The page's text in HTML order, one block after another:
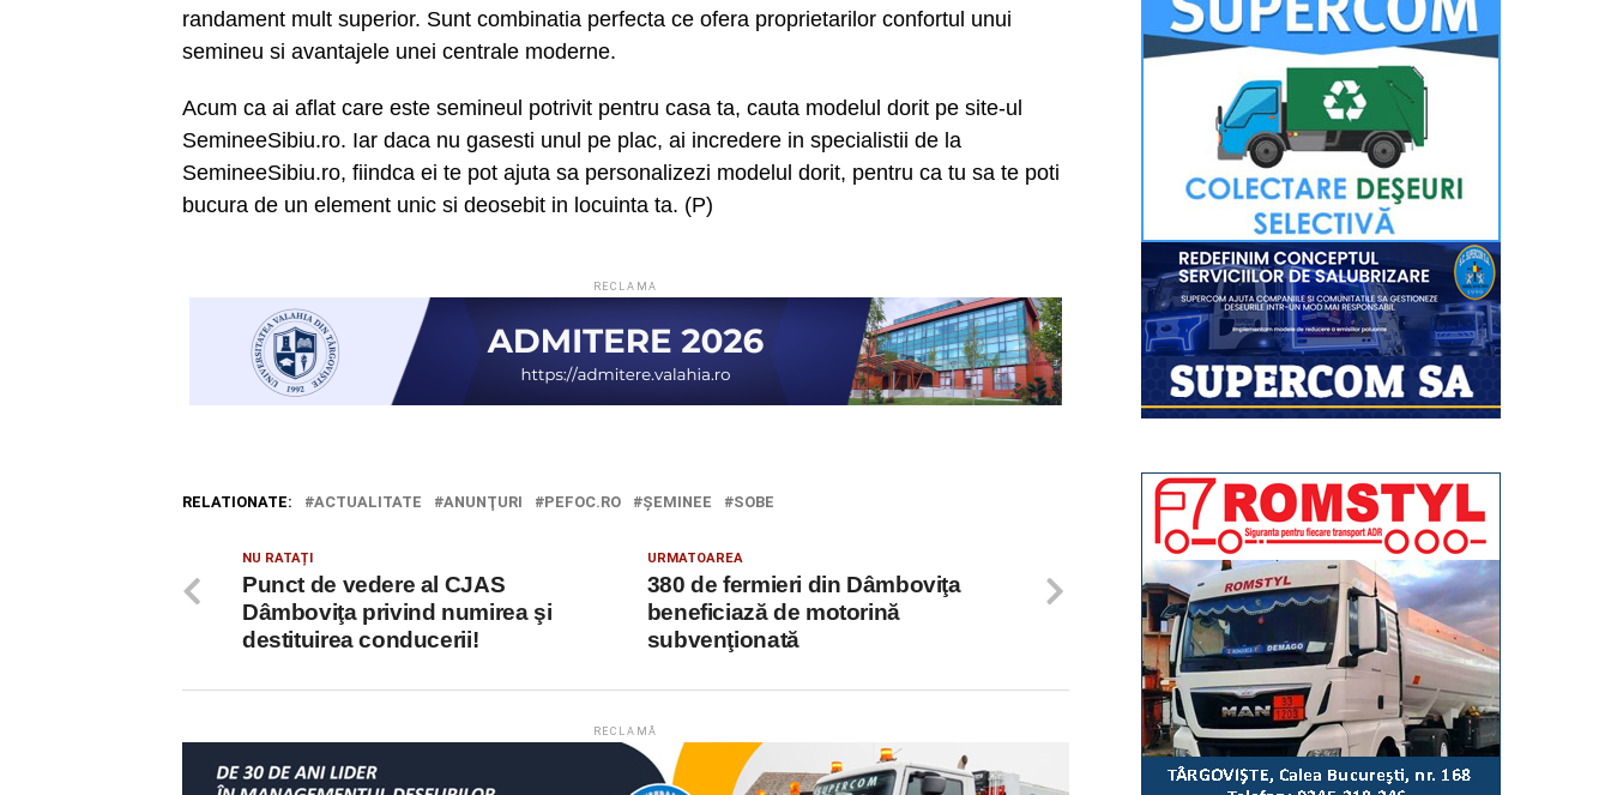
randament mult superior. Sunt combinatia perfecta ce ofera proprietarilor confortul unui
semineu si avantajele unei centrale moderne.
Acum ca ai aflat care este semineul potrivit pentru casa ta, cauta modelul dorit pe site-ul
SemineeSibiu.ro. Iar daca nu gasesti unul pe plac, ai incredere in specialistii de la
SemineeSibiu.ro, fiindca ei te pot ajuta sa personalizezi modelul dorit, pentru ca tu sa te poti
bucura de un element unic si deosebit in locuinta ta. (P)
RECLAMA
RELATIONATE: ACTUALITATE ANUNŢURI PEFOC.RO ŞEMINEE SOBE
URMATOAREA
380 de fermieri din Dâmboviţa
beneficiază de motorină
subvenţionată
NU RATAȚI
Punct de vedere al CJAS
Dâmboviţa privind numirea şi
destituirea conducerii!
RECLAMĂ